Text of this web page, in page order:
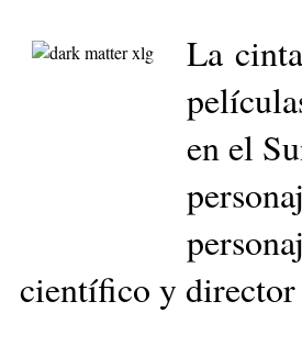
La
en el
científico y director